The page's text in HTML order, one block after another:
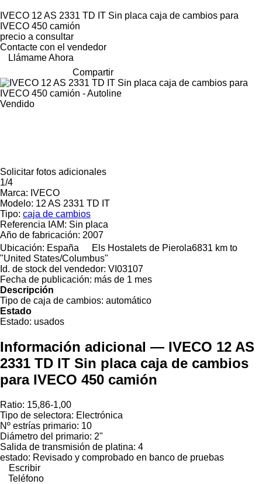
IVECO 12 AS 2331 TD IT Sin placa caja de cambios para
IVECO 450 camión
precio a consultar
Contacte con el vendedor
Llámame Ahora
Compartir
Vendido
Solicitar fotos adicionales
1/4
Marca: IVECO
Modelo: 12 AS 2331 TD IT
Tipo: caja de cambios
Referencia IAM: Sin placa
Año de fabricación: 2007
Ubicación: España Els Hostalets de Pierola6831 km to
"United States/Columbus"
Id. de stock del vendedor: VI03107
Fecha de publicación: más de 1 mes
Descripción
Tipo de caja de cambios: automático
Estado
Estado: usados
Información adicional — IVECO 12 AS
2331 TD IT Sin placa caja de cambios
para IVECO 450 camión
Ratio: 15,86-1,00
Tipo de selectora: Electrónica
Nº estrías primario: 10
Diámetro del primario: 2"
Salida de transmisión de platina: 4
estado: Revisado y comprobado en banco de pruebas
Escribir
Teléfono